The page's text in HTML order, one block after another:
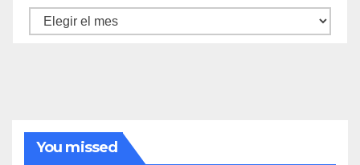
Archivo
You missed